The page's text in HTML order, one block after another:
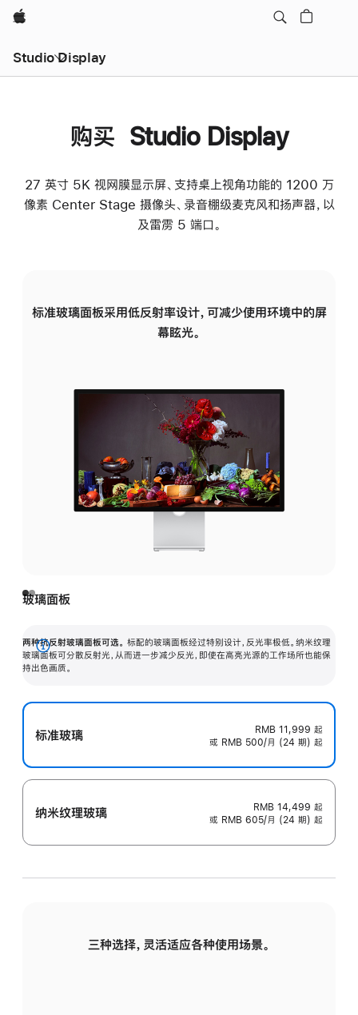
Apple
Studio Display
购买 Studio Display
27 英寸 5K 视网膜显示屏、支持桌上视角功能的 1200 万
像素 Center Stage 摄像头、录音棚级麦克风和扬声器，以
及雷雳 5 端口。
标准玻璃面板采用低反射率设计，可减少使用环境中的屏
幕眩光。
玻璃面板
两种抗反射玻璃面板可选。 标配的玻璃面板经过特别设计，反光率极低。纳米纹理
玻璃面板可分散反射光，从而进一步减少反光，即使在高亮光源的工作场所也能保
持出色画质。
展
开
标准玻璃 RMB 11,999 起
或 RMB 500/月 (24 期) 起
纳米纹理玻璃 RMB 14,499 起
或 RMB 605/月 (24 期) 起
三种选择，灵活适应各种使用场景。